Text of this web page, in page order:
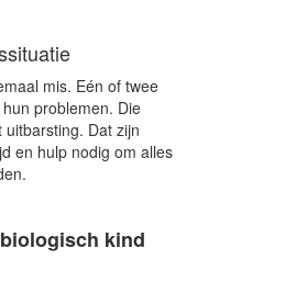
mis. Eén of twee
problemen. Die
Dat zijn
en hulp nodig om alles
kind